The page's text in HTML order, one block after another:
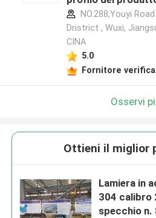
NO.288,Youyi
Dristrict , Wuxi,
CINA
5.0
Fornitore
Osservi
Ottieni il miglior
Lamiera in
304 calibro
specchio n.